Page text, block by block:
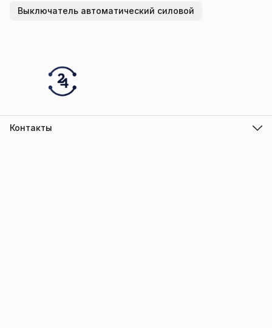
Выключатель автоматический силовой
Контакты